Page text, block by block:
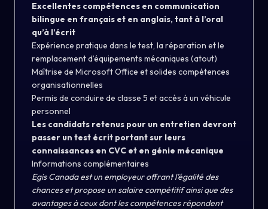
Excellentes compétences en communication
bilingue en français et en anglais, tant à l’oral
qu’à l’écrit
Expérience pratique dans le test, la réparation et le
remplacement d’équipements mécaniques (atout)
Maîtrise de Microsoft Office et solides compétences
organisationnelles
Permis de conduire de classe 5 et accès à un véhicule
personnel
Les candidats retenus pour un entretien devront
passer un test écrit portant sur leurs
connaissances en CVC et en génie mécanique
Informations complémentaires
Egis Canada est un employeur offrant l’égalité des
chances et propose un salaire compétitif ainsi que des
avantages à ceux dont les compétences répondent